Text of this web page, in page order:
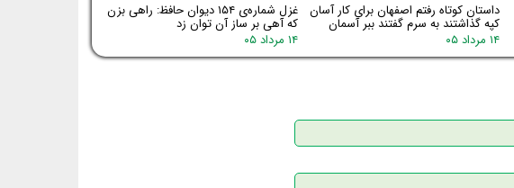
داستان کوتاه رفتم اصفهان برای کار آسان
کپه گذاشتند به سرم گفتند ببر آسمان
۱۴ مرداد ۰۵
غزل شماره‌ی ۱۵۴ دیوان حافظ: راهی بزن
که آهی بر ساز آن توان زد
۱۴ مرداد ۰۵